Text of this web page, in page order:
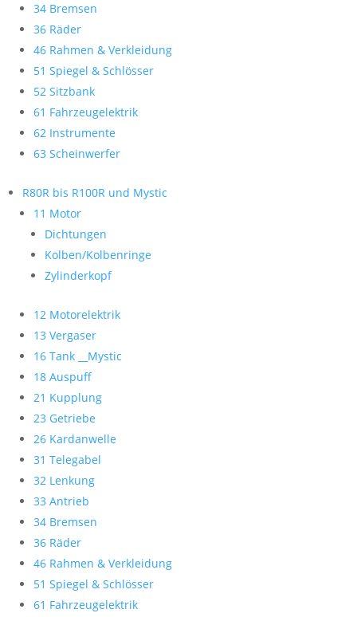
34 Bremsen
36 Räder
46 Rahmen & Verkleidung
51 Spiegel & Schlösser
52 Sitzbank
61 Fahrzeugelektrik
62 Instrumente
63 Scheinwerfer
R80R bis R100R und Mystic
11 Motor
Dichtungen
Kolben/Kolbenringe
Zylinderkopf
12 Motorelektrik
13 Vergaser
16 Tank __Mystic
18 Auspuff
21 Kupplung
23 Getriebe
26 Kardanwelle
31 Telegabel
32 Lenkung
33 Antrieb
34 Bremsen
36 Räder
46 Rahmen & Verkleidung
51 Spiegel & Schlösser
61 Fahrzeugelektrik